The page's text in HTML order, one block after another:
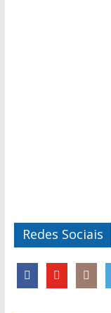
Redes Sociais